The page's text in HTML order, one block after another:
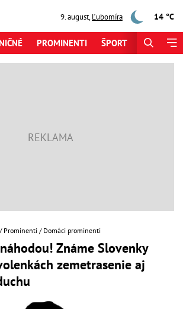
9. august,Ľubomíra 14 °C
PROMINENTI ŠPORT
Prominenti Domáci prominenti
Známe Slovenky
zemetrasenie aj